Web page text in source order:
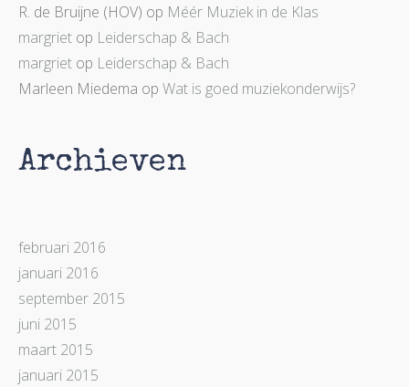
R. de Bruijne (HOV) op Méér Muziek in de Klas
margriet op Leiderschap & Bach
margriet op Leiderschap & Bach
Marleen Miedema op Wat is goed muziekonderwijs?
Archieven
februari 2016
januari 2016
september 2015
juni 2015
maart 2015
januari 2015